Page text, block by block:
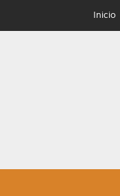
Inicio